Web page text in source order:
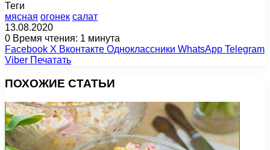
Теги
мясная огонек салат
13.08.2020
0 Время чтения: 1 минута
Facebook X Вконтакте Одноклассники WhatsApp Telegram
Viber Печатать
ПОХОЖИЕ СТАТЬИ